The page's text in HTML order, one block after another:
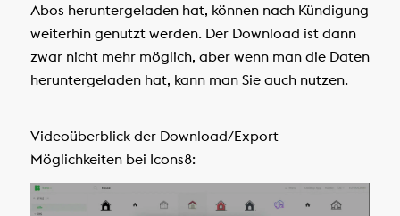
Abos heruntergeladen hat, können nach Kündigung
weiterhin genutzt werden. Der Download ist dann
zwar nicht mehr möglich, aber wenn man die Daten
heruntergeladen hat, kann man Sie auch nutzen.
Videoüberblick der Download/Export-
Möglichkeiten bei Icons8: